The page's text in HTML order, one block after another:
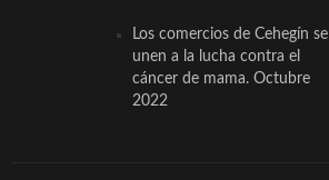
Los comercios de Cehegín se
unen a la lucha contra el
cáncer de mama. Octubre
2022